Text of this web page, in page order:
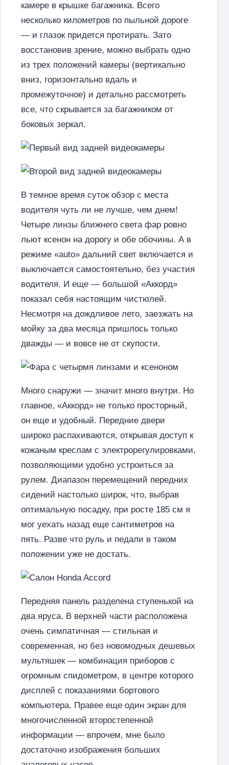
камере в крышке багажника. Всего
несколько километров по пыльной дороге
— и глазок придется протирать. Зато
восстановив зрение, можно выбрать одно
из трех положений камеры (вертикально
вниз, горизонтально вдаль и
промежуточное) и детально рассмотреть
все, что скрывается за багажником от
боковых зеркал.
В темное время суток обзор с места
водителя чуть ли не лучше, чем днем!
Четыре линзы ближнего света фар ровно
льют ксенон на дорогу и обе обочины. А в
режиме «auto» дальний свет включается и
выключается самостоятельно, без участия
водителя. И еще — большой «Аккорд»
показал себя настоящим чистюлей.
Несмотря на дождливое лето, заезжать на
мойку за два месяца пришлось только
дважды — и вовсе не от скупости.
Много снаружи — значит много внутри. Но
главное, «Аккорд» не только просторный,
он еще и удобный. Передние двери
широко распахиваются, открывая доступ к
кожаным креслам с электрорегулировками,
позволяющими удобно устроиться за
рулем. Диапазон перемещений передних
сидений настолько широк, что, выбрав
оптимальную посадку, при росте 185 см я
мог уехать назад еще сантиметров на
пять. Разве что руль и педали в таком
положении уже не достать.
Передняя панель разделена ступенькой на
два яруса. В верхней части расположена
очень симпатичная — стильная и
современная, но без новомодных дешевых
мультяшек — комбинация приборов с
огромным спидометром, в центре которого
дисплей с показаниями бортового
компьютера. Правее еще один экран для
многочисленной второстепенной
информации — впрочем, мне было
достаточно изображения больших